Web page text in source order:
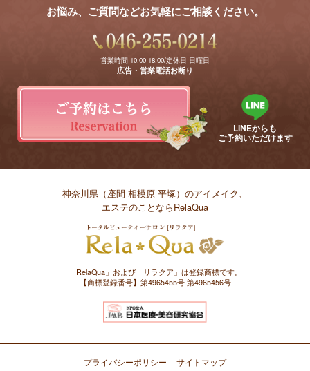
お悩み、ご質問などお気軽にご相談ください。
営業時間 10:00-18:00/定休日 日曜日
広告・営業電話お断り
LINEからも
ご予約いただけます
神奈川県（座間 相模原 平塚）のアイメイク、
エステのことならRelaQua
「RelaQua」および「リラクア」は登録商標です。
【商標登録番号】第4965455号 第4965456号
プライバシーポリシー サイトマップ